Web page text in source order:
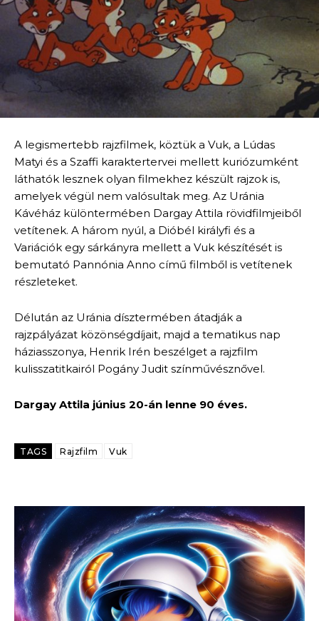
A legismertebb rajzfilmek, köztük a Vuk, a Lúdas
Matyi és a Szaffi karaktertervei mellett kuriózumként
láthatók lesznek olyan filmekhez készült rajzok is,
amelyek végül nem valósultak meg. Az Uránia
Kávéház különtermében Dargay Attila rövidfilmjeiből
vetítenek. A három nyúl, a Dióbél királyfi és a
Variációk egy sárkányra mellett a Vuk készítését is
bemutató Pannónia Anno című filmből is vetítenek
részleteket.
Délután az Uránia dísztermében átadják a
rajzpályázat közönségdíjait, majd a tematikus nap
háziasszonya, Henrik Irén beszélget a rajzfilm
kulisszatitkairól Pogány Judit színművésznővel.
Dargay Attila június 20-án lenne 90 éves.
TAGS Rajzfilm Vuk